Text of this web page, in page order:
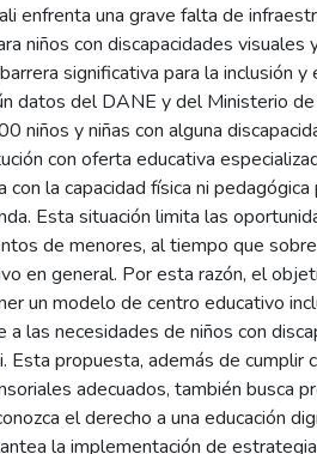
enfrenta una grave falta de
niños con discapacidades visuales
significativa para la inclusión
datos del DANE y del Ministerio de
niños y niñas con alguna
con oferta educativa
con la capacidad física ni
Esta situación limita las
de menores, al tiempo que
en general. Por esta razón, el
un modelo de centro educativo
a las necesidades de niños con
Esta propuesta, además de cumplir
adecuados, también busca
el derecho a una educación
la implementación de